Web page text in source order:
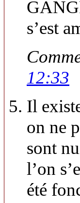
s’est
12:33
Il
on ne
sont
l’on
été